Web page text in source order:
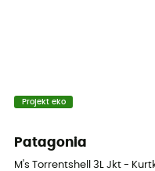
Projekt eko
Patagonia
M's Torrentshell 3L Jkt -